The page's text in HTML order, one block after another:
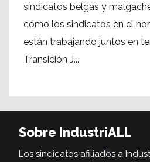
sindicatos belgas y
cómo los sindicatos en el
están trabajando juntos en
Transición J...
Sobre IndustriALL
Los sindicatos afiliados a